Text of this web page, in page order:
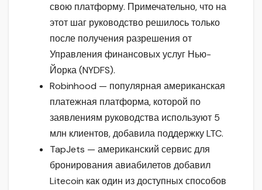
свою платформу. Примечательно, что на
этот шаг руководство решилось только
после получения разрешения от
Управления финансовых услуг Нью-
Йорка (NYDFS).
Robinhood — популярная американская
платежная платформа, которой по
заявлениям руководства используют 5
млн клиентов, добавила поддержку LTC.
TapJets — американский сервис для
бронирования авиабилетов добавил
Litecoin как один из доступных способов